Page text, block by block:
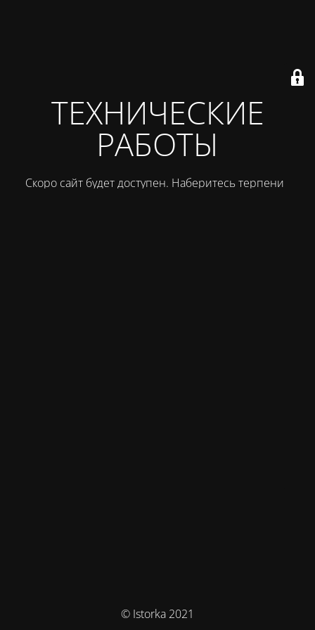
ТЕХНИЧЕСКИЕ
РАБОТЫ
Скоро сайт будет доступен. Наберитесь терпения
© Istorka 2021